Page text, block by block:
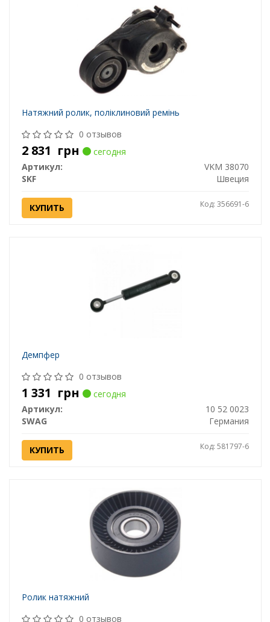
Натяжний ролик, поліклиновий ремінь
0 отзывов
2 831 грн
сегодня
Артикул:
VKM 38070
SKF
Швеция
КУПИТЬ Код: 356691-6
Демпфер
0 отзывов
1 331 грн
сегодня
Артикул:
10 52 0023
SWAG
Германия
КУПИТЬ Код: 581797-6
Ролик натяжний
0 отзывов